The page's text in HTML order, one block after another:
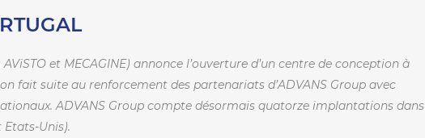
et MECAGINE) annonce l’ouverture d’un centre de conception à
fait suite au renforcement des partenariats d’ADVANS Group avec
ADVANS Group compte désormais quatorze implantations dans
Unis).